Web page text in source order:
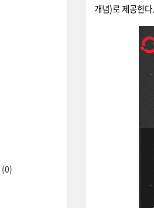
(0)
개념)로 제공한